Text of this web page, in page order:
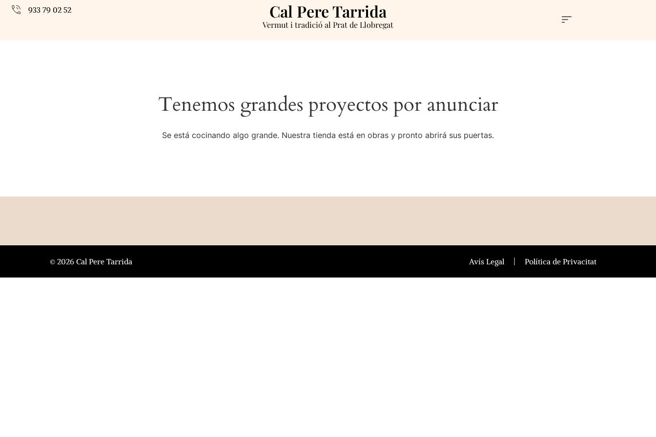
933 79 02 52 Cal Pere Tarrida
Vermut i tradició al Prat de Llobregat
Tenemos grandes proyectos por anunciar
Se está cocinando algo grande. Nuestra tienda está en obras y pronto abrirá sus puertas.
© 2026 Cal Pere Tarrida Avís Legal Política de Privacitat